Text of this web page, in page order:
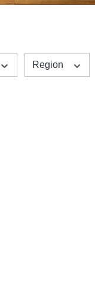
Region